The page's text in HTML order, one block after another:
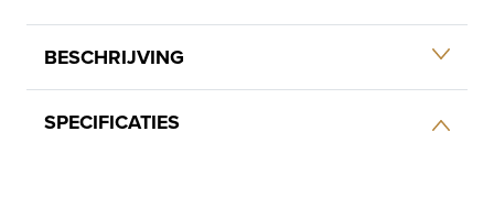
BESCHRIJVING
SPECIFICATIES